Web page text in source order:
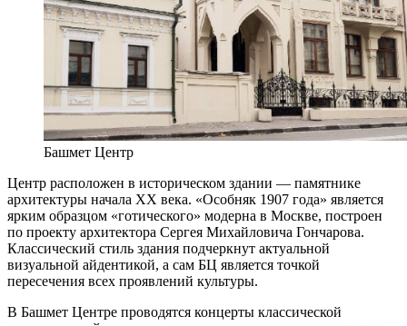
Башмет Центр
Центр расположен в историческом здании — памятнике
архитектуры начала XX века. «Особняк 1907 года» является
ярким образцом «готического» модерна в Москве, построен
по проекту архитектора Сергея Михайловича Гончарова.
Классический стиль здания подчеркнут актуальной
визуальной айдентикой, а сам БЦ является точкой
пересечения всех проявлений культуры.
В Башмет Центре проводятся концерты классической